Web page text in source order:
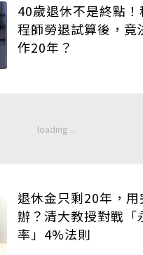
40歲退休不是終點！
程師勞退試算後，竟
作20年？
退休金只剩20年，用
辦？清大教授對戰「
率」4%法則